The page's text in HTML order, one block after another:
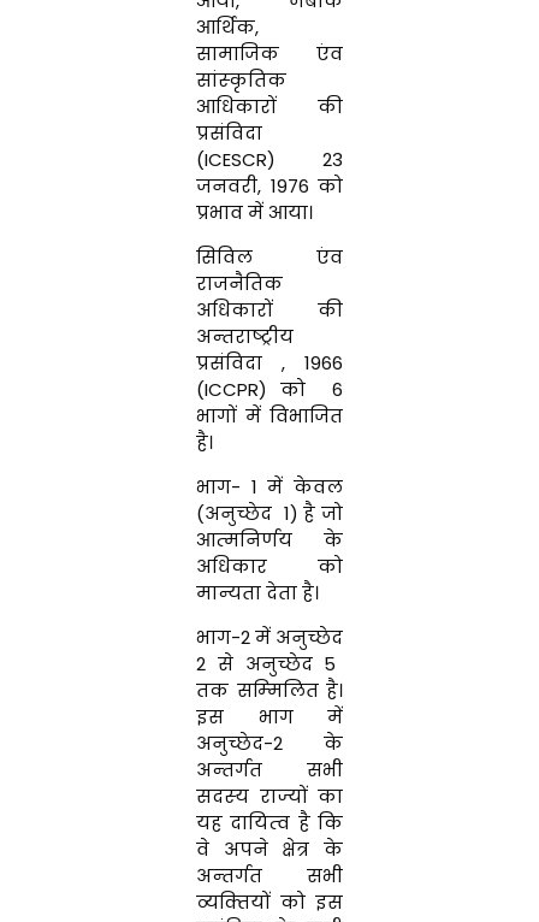
आर्थिक,
सामाजिक एंव
सांस्‍कृतिक
आधिकारों की
प्रसंविदा
(ICESCR) 23
जनवरी, 1976को
प्रभाव में आया।
सिविल एंव
राजनैतिक
अधिकारों की
अन्‍तराष्‍ट्रीय
प्रसंविदा , 1966
(ICCPR) को
6
भागों में विभाजित
है।
भाग- 1 में केवल
(अनुच्छेद 1) है जो
आत्‍मनिर्णय के
अधिकार को
मान्‍यता देता है।
भाग-2 में अनुच्छेद
2 से अनुच्छेद 5
तक सम्‍मिलित है।
इस भाग में
अनुच्छेद-2 के
अन्‍तर्गत सभी
सदस्‍य राज्‍यों का
यह दायित्‍व है कि
वे अपने क्षेत्र के
अन्‍तर्गत सभी
व्‍यक्‍तियों को इस